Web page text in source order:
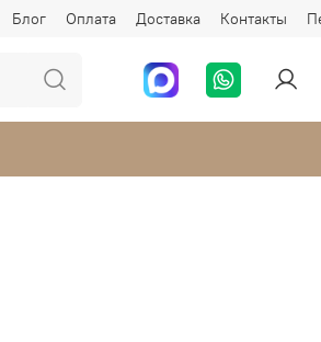
Блог Оплата Доставка Контакты